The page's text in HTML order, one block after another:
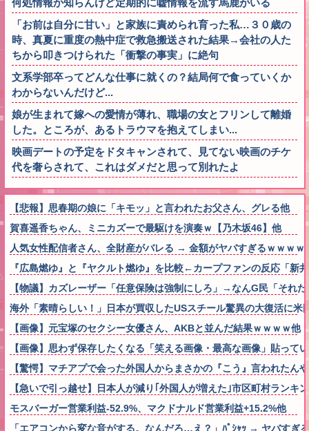
何処情報か知らんけど定期的に嘘情報を流す馬鹿がいる
「お前は自分に甘い」と家族に責められ育った私…３０歳の
時、真夏に重度の熱中症で救急搬送された結果→会社の人た
ちから叩きつけられた「衝撃の事実」に絶句
文系学部卒ってどんな仕事に就くの？結局何で食っていくか
わからないんだけど...
娘が生まれて嫁への愛情が薄れ、職場の女とフリンして離婚
した。ところが、あるトラウマを抱えてしまい...
映画デートの予定をドタキャンされて、見てない映画のチケ
代を奢らされて、これはダメだと思って別れたよ
【悲報】思春期の娘に「キモッ」と言われたお父さん、グレる他
賀喜遥香ちゃん、ミニカズーで最駆けを演奏ｗ【乃木坂46】他
人気女性配信者さん、全財産がバレる → 金額がヤバすぎるｗｗｗｗ
『広島燃ゆ』と『ヤクルト燃ゆ』を比較←カープファンの反応「新
【物議】カズレーザー「任意保険は強制にしろ」→なんG民「それ
海外「素晴らしい！」日本が買収したUSスチール驚異の大復活に米
【画像】元宝塚のセクシー女優さん、AKBと並んだ結果ｗｗｗｗ他
【画像】思わず保存したくなる「笑える画像・最高な画像」貼って
【驚愕】マチアプで会った外国人からまさかの『こう』言われたん
【急いで引っ越せ】日本人が減り｢外国人が増えた｣市区町村ラン
モスバーガー営業利益-52.9%、マクドナルド営業利益+15.2%他
「エアコンから変な音がする。なんだろ…え？」ﾊﾟｼｬｯ → ヤバすぎ